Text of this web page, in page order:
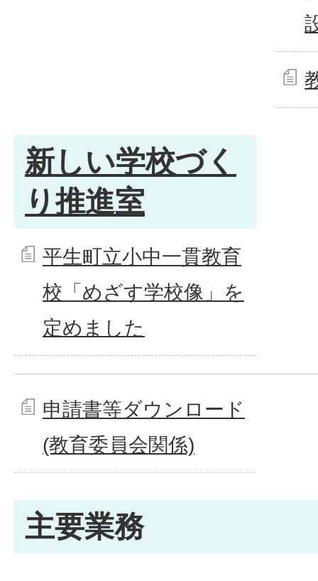
新しい学校づく
り推進室
平生町立小中一貫教育
校「めざす学校像」を
定めました
申請書等ダウンロード
(教育委員会関係)
主要業務